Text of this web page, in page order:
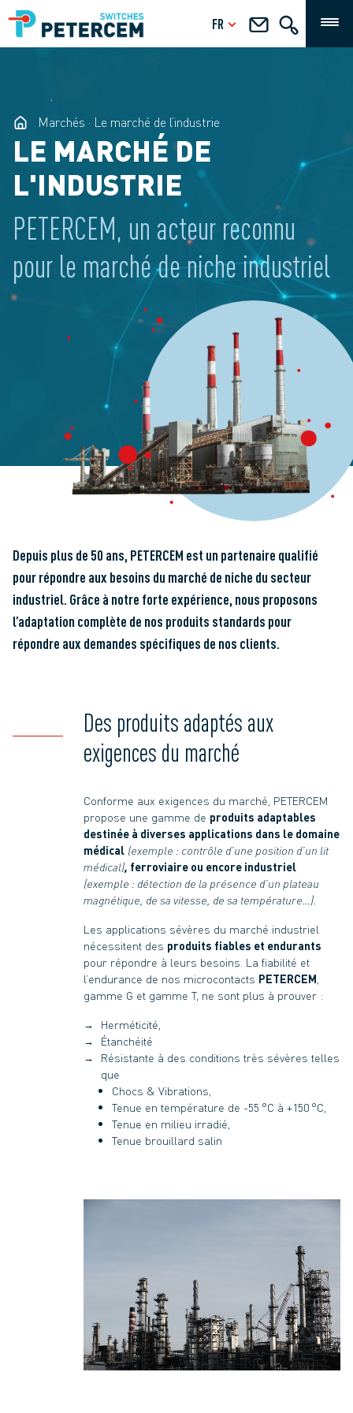
FR
Marchés Le marché de l’industrie
LE MARCHÉ DE
L'INDUSTRIE
PETERCEM, un acteur reconnu
pour le marché de niche industriel
Depuis plus de 50 ans, PETERCEM est un partenaire qualifié
pour répondre aux besoins du marché de niche du secteur
industriel. Grâce à notre forte expérience, nous proposons
l’adaptation complète de nos produits standards pour
répondre aux demandes spécifiques de nos clients.
Des produits adaptés aux
exigences du marché
Conforme aux exigences du marché, PETERCEM
propose une gamme de produits adaptables
destinée à diverses applications dans le domaine
médical (exemple : contrôle d’une position d’un lit
médical), ferroviaire ou encore industriel
(exemple : détection de la présence d’un plateau
magnétique, de sa vitesse, de sa température…).
Les applications sévères du marché industriel
nécessitent des produits fiables et endurants
pour répondre à leurs besoins. La fiabilité et
l’endurance de nos microcontacts PETERCEM
gamme G et gamme T, ne sont plus à prouver :
Herméticité,
Étanchéité
Résistante à des conditions très sévères telles
que
Chocs & Vibrations,
Tenue en température de -55 °C à +150 °C,
Tenue en milieu irradié,
Tenue brouillard salin